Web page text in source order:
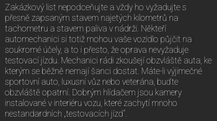
Zakázkový list nepodceňujte a vždy ho vyžadujte s
přesně zapsaným stavem najetých kilometrů na
tachometru a stavem paliva v nádrži. Někteří
automechanici si totiž mohou vaše vozidlo půjčit na
soukromé účely, a to i přesto, že oprava nevyžaduje
testovací jízdu. Mechanici rádi zkoušejí obzvláště auta, ke
kterým se běžně nemají šanci dostat. Máte-li výjimečné
sportovní auto, luxusní vůz nebo veterána, buďte
obzvláště opatrní. Dobrým hlídačem jsou kamery
instalované v interiéru vozu, které zachytí mnoho
nestandardních „testovacích jízd“.